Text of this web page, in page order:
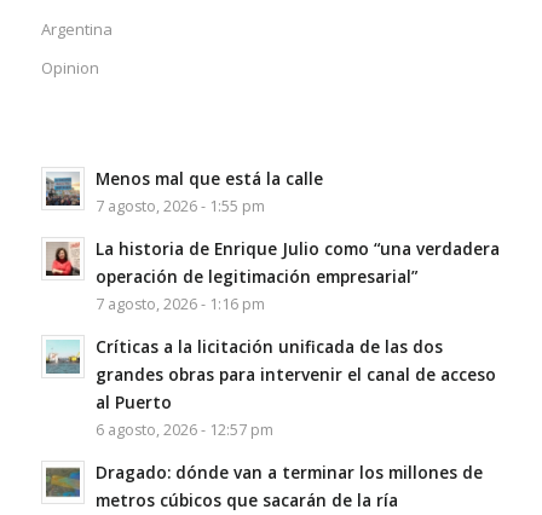
Argentina
Opinion
Menos mal que está la calle
7 agosto, 2026 - 1:55 pm
La historia de Enrique Julio como “una verdadera
operación de legitimación empresarial”
7 agosto, 2026 - 1:16 pm
Críticas a la licitación unificada de las dos
grandes obras para intervenir el canal de acceso
al Puerto
6 agosto, 2026 - 12:57 pm
Dragado: dónde van a terminar los millones de
metros cúbicos que sacarán de la ría